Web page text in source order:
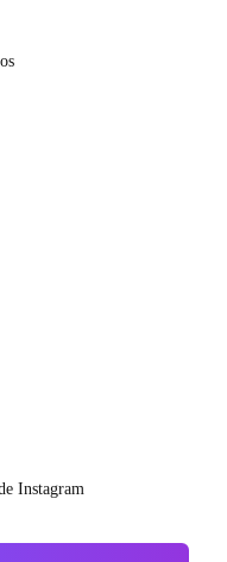
Instagram